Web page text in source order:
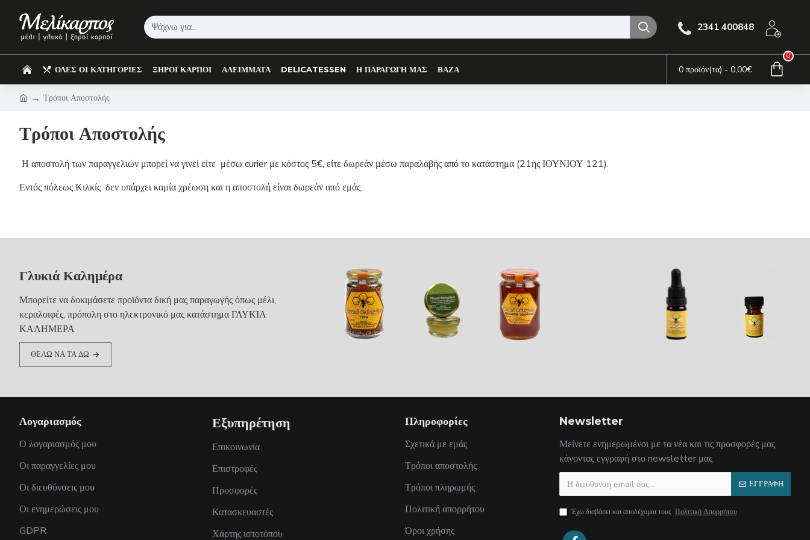
2341 400848
ΟΛΕΣ ΟΙ ΚΑΤΗΓΟΡΙΕΣ ΞΗΡΟΙ ΚΑΡΠΟΙ ΑΛΕΙΜΜΑΤΑ DELICATESSEN Η ΠΑΡΑΓΩΓΗ ΜΑΣ ΒΑΖΑ 0 προϊόν(τα) - 0,00€
0
Τρόποι Αποστολής
Τρόποι Αποστολής
Η αποστολή των παραγγελιών μπορεί να γινεί είτε μέσω curier με κόστος 5€, είτε δωρεάν μέσω παραλαβής από το κατάστημα (21ης ΙΟΥΝΙΟΥ 121).
Εντός πόλεως Κιλκίς δεν υπάρχει καμία χρέωση και η αποστολή είναι δωρεάν από εμάς.
Γλυκιά Καλημέρα
Μπορείτε να δοκιμάσετε προϊόντα δική μας παραγωγής όπως μέλι,
κεραλοιφές, πρόπολη στο ηλεκτρονικό μας κατάστημα ΓΛΥΚΙΑ
ΚΑΛΗΜΕΡΑ
ΘΕΛΩ ΝΑ ΤΑ ΔΩ
Λογαριασμός
Ο λογαριασμός μου
Οι παραγγελίες μου
Οι διευθύνσεις μου
Οι ενημερώσεις μου
GDPR
Εξυπηρέτηση
Επικοινωνία
Επιστροφές
Προσφορές
Κατασκευαστές
Χάρτης ιστοτόπου
Πληροφορίες
Σχετικά με εμάς
Τρόποι αποστολής
Τρόποι πληρωμής
Πολιτική απορρήτου
Όροι χρήσης
Newsletter
Μείνετε ενημερωμένοι με τα νέα και τις προσφορές μας
κάνοντας εγγραφή στο newsletter μας
ΕΓΓΡΑΦΗ
Έχω διαβάσει και αποδέχομαι τους Πολιτική Απορρήτου